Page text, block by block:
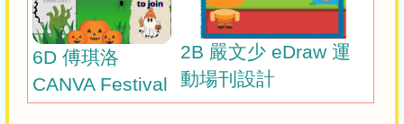
6D 傅琪洛
CANVA Festival
2B 嚴文少 eDraw 運
動場刊設計